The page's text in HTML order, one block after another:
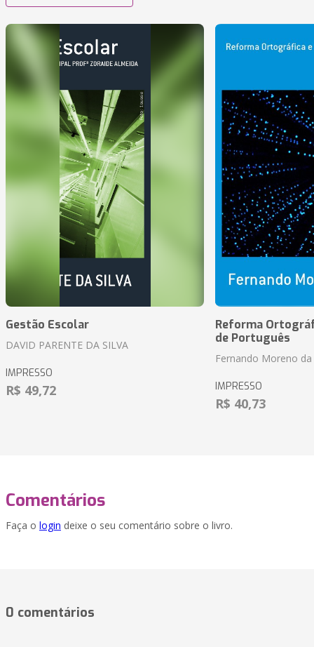
Gestão Escolar
DAVID PARENTE DA SILVA
IMPRESSO
R$ 49,72
Reforma
de Português
Fernando Moreno da
IMPRESSO
R$ 40,73
Comentários
Faça o login deixe o seu comentário sobre o livro.
0 comentários